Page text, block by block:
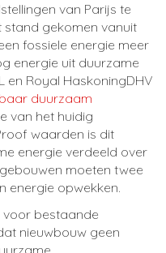
van Parijs te
stand gekomen vanuit
fossiele energie meer
energie uit duurzame
en Royal HaskoningDHV
duurzaam
van het huidig
waarden is dit
energie verdeeld over
moeten twee
energie opwekken.
voor bestaande
nieuwbouw geen